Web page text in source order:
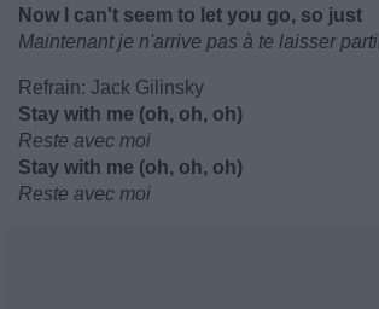
Now I can't seem to let you go, so just
Maintenant je n'arrive pas à te laisser
Refrain: Jack Gilinsky
Stay with me (oh, oh, oh)
Reste avec moi
Stay with me (oh, oh, oh)
Reste avec moi